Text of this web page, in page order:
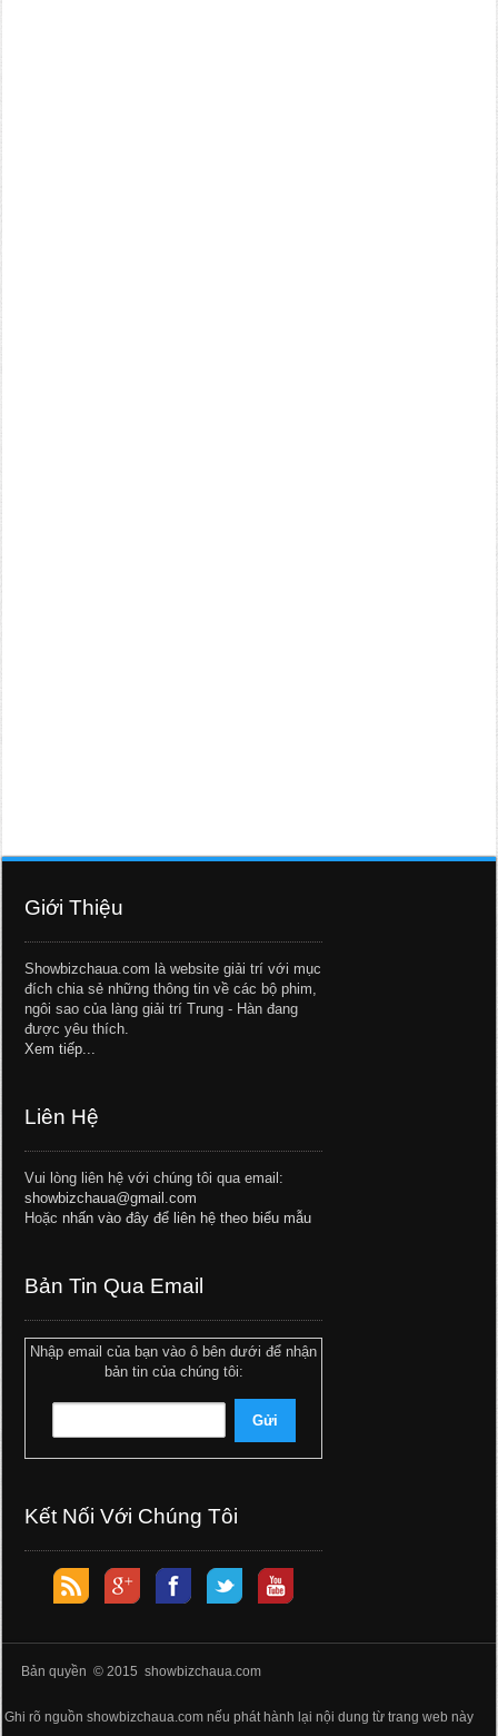
Giới Thiệu
Showbizchaua.com là website giải trí với mục
đích chia sẻ những thông tin về các bộ phim,
ngôi sao của làng giải trí Trung - Hàn đang
được yêu thích.
Xem tiếp...
Liên Hệ
Vui lòng liên hệ với chúng tôi qua email:
showbizchaua@gmail.com
Hoặc nhấn vào đây để liên hệ theo biểu mẫu
Bản Tin Qua Email
Nhập email của bạn vào ô bên dưới để nhận
bản tin của chúng tôi:
Kết Nối Với Chúng Tôi
Bản quyền © 2015 showbizchaua.com
Ghi rõ nguồn showbizchaua.com nếu phát hành lại nội dung từ trang web này